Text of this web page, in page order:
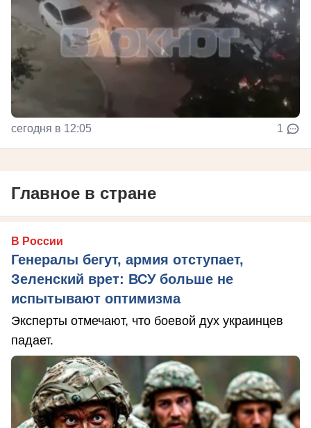
сегодня в 12:05 1
Главное в стране
В России
Генералы бегут, армия отступает,
Зеленский врет: ВСУ больше не
испытывают оптимизма
Эксперты отмечают, что боевой дух украинцев
падает.